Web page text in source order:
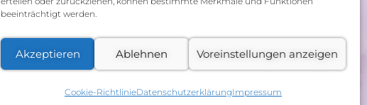
beeinträchtigt werden.
Akzeptieren Ablehnen Voreinstellungen anzeigen
Cookie-RichtlinieDatenschutzerklärungImpressum